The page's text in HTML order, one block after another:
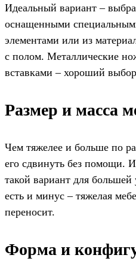
Идеальный вариант –
оснащенными
элементами или из
с полом. Металлические
вставками – хороший
Размер и масса
Чем тяжелее и больше по
его сдвинуть без помощи.
такой вариант для
есть и минус – тяжелая
переносит.
Форма и